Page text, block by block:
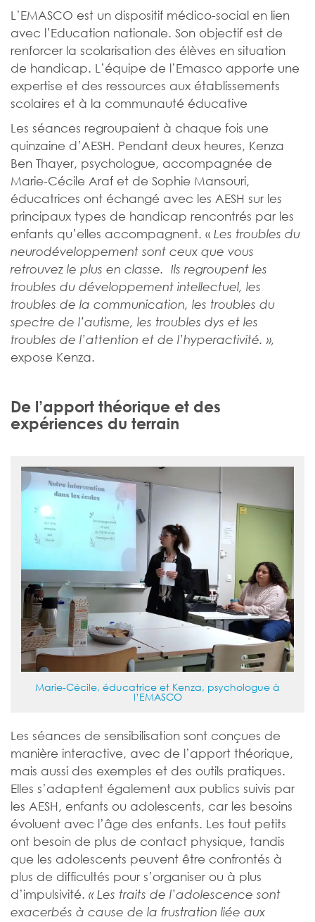
L’EMASCO est un dispositif médico-social en lien
avec l’Education nationale. Son objectif est de
renforcer la scolarisation des élèves en situation
de handicap. L’équipe de l’Emasco apporte une
expertise et des ressources aux établissements
scolaires et à la communauté éducative
Les séances regroupaient à chaque fois une
quinzaine d’AESH. Pendant deux heures, Kenza
Ben Thayer, psychologue, accompagnée de
Marie-Cécile Araf et de Sophie Mansouri,
éducatrices ont échangé avec les AESH sur les
principaux types de handicap rencontrés par les
enfants qu’elles accompagnent. « Les troubles du
neurodéveloppement sont ceux que vous
retrouvez le plus en classe. Ils regroupent les
troubles du développement intellectuel, les
troubles de la communication, les troubles du
spectre de l’autisme, les troubles dys et les
troubles de l’attention et de l’hyperactivité. »,
expose Kenza.
De l’apport théorique et des
expériences du terrain
Marie-Cécile, éducatrice et Kenza, psychologue à
l’EMASCO
Les séances de sensibilisation sont conçues de
manière interactive, avec de l’apport théorique,
mais aussi des exemples et des outils pratiques.
Elles s’adaptent également aux publics suivis par
les AESH, enfants ou adolescents, car les besoins
évoluent avec l’âge des enfants. Les tout petits
ont besoin de plus de contact physique, tandis
que les adolescents peuvent être confrontés à
plus de difficultés pour s’organiser ou à plus
d’impulsivité. « Les traits de l’adolescence sont
exacerbés à cause de la frustration liée aux